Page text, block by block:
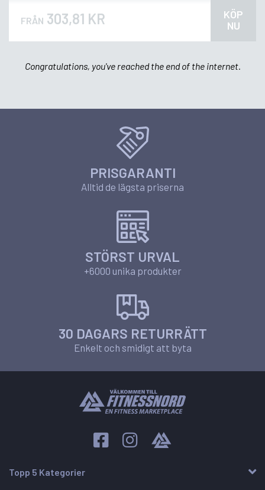
FRÅN 303,81 KR
KÖP
NU
Congratulations, you've reached the end of the internet.
PRISGARANTI
Alltid de lägsta priserna
STÖRST URVAL
+6000 unika produkter
30 DAGARS RETURRÄTT
Enkelt och smidigt att byta
Topp 5 Kategorier